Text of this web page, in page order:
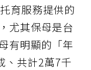
育服務提供的
尤其保母是台
有明顯的「年
、共計2萬7千